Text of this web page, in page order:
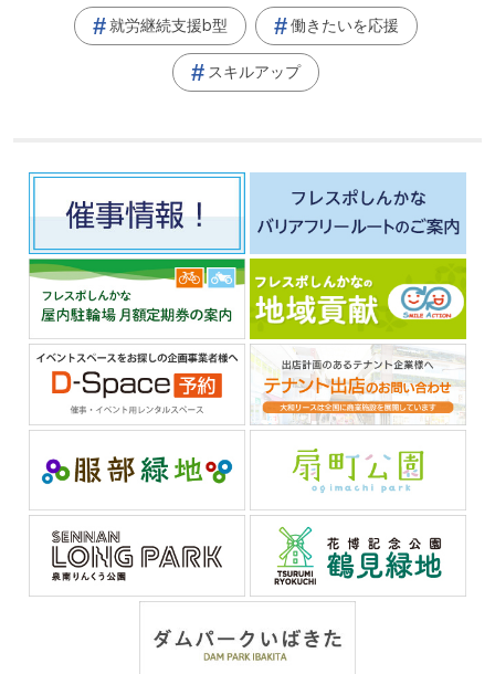
就労継続支援b型 働きたいを応援
スキルアップ